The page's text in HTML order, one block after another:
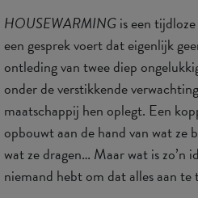
HOUSEWARMINGis een
een gesprek voert dat eigenlijk
ontleding van twee diep
onder de verstikkende
maatschappij hen oplegt. Een
opbouwt aan de hand van wat ze
wat ze dragen… Maar wat is zo’n
niemand hebt om dat alles aan te